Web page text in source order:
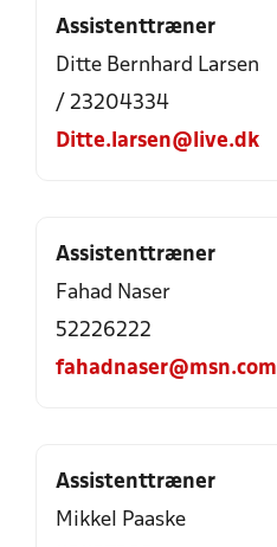
Assistenttræner
Ditte Bernhard Larsen
/ 23204334
Ditte.larsen@live.dk
Assistenttræner
Fahad Naser
52226222
fahadnaser@msn.com
Assistenttræner
Mikkel Paaske